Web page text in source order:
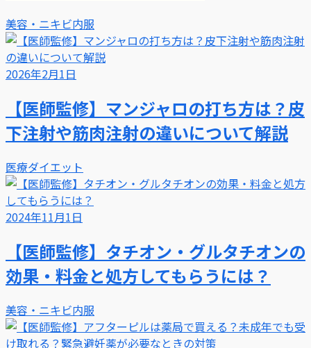
美容・ニキビ内服
2026年2月1日
【医師監修】マンジャロの打ち方は？皮
下注射や筋肉注射の違いについて解説
医療ダイエット
2024年11月1日
【医師監修】タチオン・グルタチオンの
効果・料金と処方してもらうには？
美容・ニキビ内服